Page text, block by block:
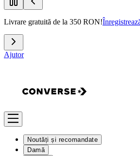
Livrare gratuită de la 350 RON!
Ajutor
Noutăți și recomandate
Damă